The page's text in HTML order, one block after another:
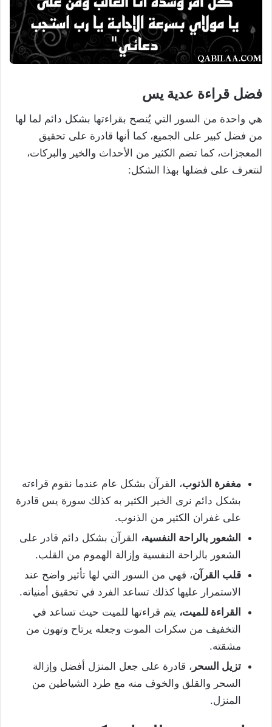
فضل قراءة عدية يس
هي واحدة من السور التي يُنصح بقراءتها بشكل دائم لما لها
من فضل كبير على الجميع، كما أنها قادرة على تحقيق
المعجزات، كما تضم الكثير من الأحداث والخير والبركات،
لنتعرف على فضلها بهذا الشكل:
مغفرة الذنوب، القرآن بشكل عام عندما نقوم قراءته
بشكل دائم نرى الخير الكثير به كذلك سورة يس قادرة
على غفران الكثير من الذنوب.
الشعور بالراحة النفسية، القرآن بشكل دائم قادر على
الشعور بالراحة النفسية وإزالة الهموم من القلب.
قلب القرآن، فهي من السور التي لها تأثير واضح عند
الاستمرار عليها كذلك تساعد الفرد في تحقيق أمنياته.
القراءة للميت، يتم قراءتها للميت حيث تساعد في
التخفيف من سكرات الموت وجعله يرتاح وتهون من
مشقته.
تزيل السحر ، قادرة على جعل المنزل أفضل وإزالة
السحر والقلق والخوف منه مع طرد الشياطين من
المنزل.